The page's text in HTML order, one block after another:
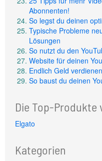
Abonnenten!
So legst du deinen
Typische Probleme
Lösungen
So nutzt du den
Website für deinen
Endlich Geld
So baust du deinen
Die Top-Produkte
Elgato
Kategorien